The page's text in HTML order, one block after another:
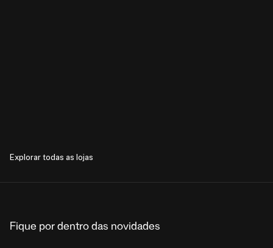
Explorar todas as lojas
Fique por dentro das novidades